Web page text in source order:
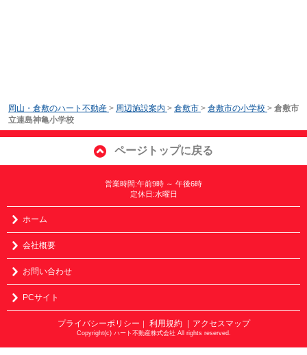
岡山・倉敷のハート不動産 > 周辺施設案内 > 倉敷市 > 倉敷市の小学校 > 倉敷市
立連島神亀小学校
ページトップに戻る
営業時間:午前9時 ～ 午後6時
定休日:水曜日
ホーム
会社概要
お問い合わせ
PCサイト
プライバシーポリシー ｜ 利用規約 ｜アクセスマップ
Copyright(c) ハート不動産株式会社 All rights reserved.